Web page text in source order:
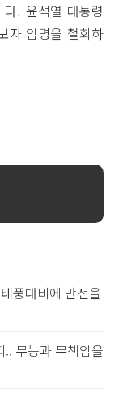
. 윤석열 대통령
자 임명을 철회하
풍대비에 만전을
무능과 무책임을